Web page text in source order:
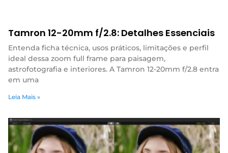
Tamron 12-20mm f/2.8: Detalhes Essenciais
Entenda ficha técnica, usos práticos, limitações e perfil
ideal dessa zoom full frame para paisagem,
astrofotografia e interiores. A Tamron 12-20mm f/2.8 entra
em uma
Leia Mais »